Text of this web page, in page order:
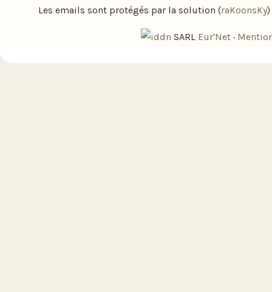
Les emails sont protégés par la solution (raKoonsKy)
SARL Eur'Net ·